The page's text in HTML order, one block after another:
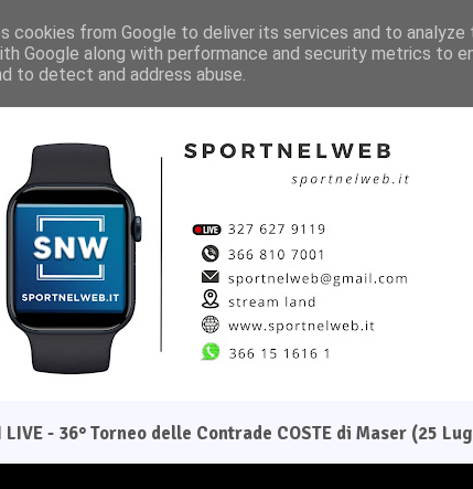
Home Il progetto Pagina Facebook SNW TV
LIVE - 36° Torneo delle Contrade COSTE di Maser (25
cookies from Google to deliver its services and to analyze
Google along with performance and security metrics to
to detect and address abuse.